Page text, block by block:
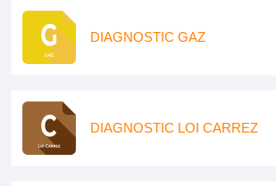
DIAGNOSTIC GAZ
DIAGNOSTIC LOI CARREZ